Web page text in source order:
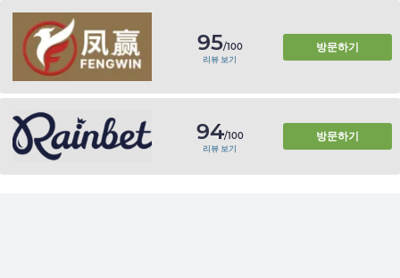
95/100
리뷰 보기
방문하기
94/100
리뷰 보기
방문하기